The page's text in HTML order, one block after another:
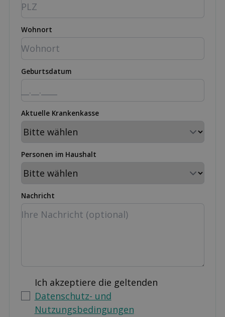
Wohnort
Geburtsdatum
Aktuelle Krankenkasse
Personen im Haushalt
Nachricht
Ich akzeptiere die geltenden
Datenschutz- und
Nutzungsbedingungen